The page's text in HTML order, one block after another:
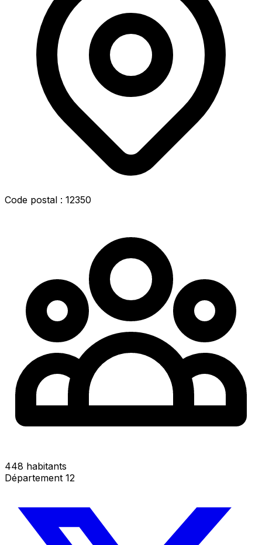
Code postal : 12350
448 habitants
Département 12